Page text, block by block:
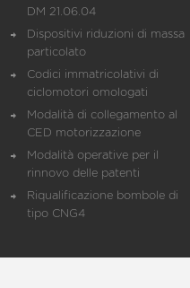
DM 21.06.04
Dispositivi riduzioni di massa
particolato
Codici immatricolativi di
ciclomotori omologati
Modalità di collegamento al
CED motorizzazione
Modalità operative per il
rinnovo delle patenti
Riqualificazione bombole di
tipo CNG4